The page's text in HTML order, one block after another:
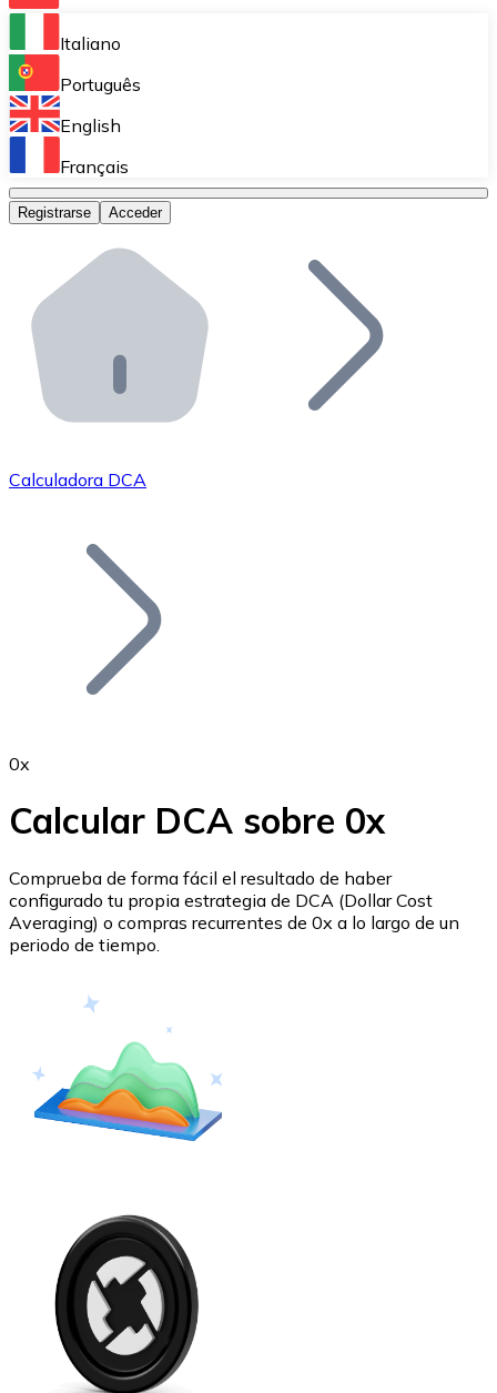
Bitnovo Ramp
Integra nuestra solución en tu plataforma.
Bitnovo Giftcards
Bitnovo OTC
Bitnovo ATM
Integra un ATM Bitnovo en tu negocio y permite que
Bitnovo API
Integra nuestra API en tu ecosistema.
Únete a nuestra red de distribuidores.
Añade tu proyecto a nuestro ecosistema.
Bitcoin
BTC
Italiano
Português
English
Français
Registrarse Acceder
Calculadora DCA
0x
Calcular DCA sobre 0x
Comprueba de forma fácil el resultado de haber
configurado tu propia estrategia de DCA (Dollar Cost
Averaging) o compras recurrentes de 0x a lo largo de un
periodo de tiempo.